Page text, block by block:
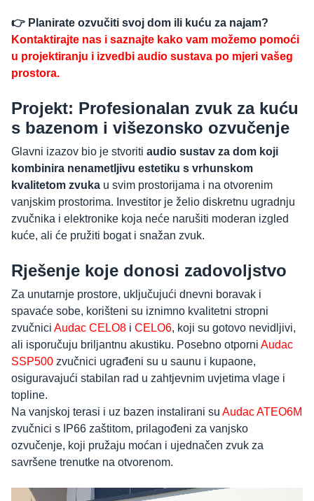
👉 Planirate ozvučiti svoj dom ili kuću za najam?
Kontaktirajte nas i saznajte kako vam možemo pomoći
u projektiranju i izvedbi audio sustava po mjeri vašeg
prostora.
Projekt: Profesionalan zvuk za kuću
s bazenom i višezonsko ozvučenje
Glavni izazov bio je stvoriti audio sustav za dom koji
kombinira nenametljivu estetiku s vrhunskom
kvalitetom zvuka u svim prostorijama i na otvorenim
vanjskim prostorima. Investitor je želio diskretnu ugradnju
zvučnika i elektronike koja neće narušiti moderan izgled
kuće, ali će pružiti bogat i snažan zvuk.
Rješenje koje donosi zadovoljstvo
Za unutarnje prostore, uključujući dnevni boravak i
spavaće sobe, korišteni su iznimno kvalitetni stropni
zvučnici Audac CELO8 i CELO6, koji su gotovo nevidljivi,
ali isporučuju briljantnu akustiku. Posebno otporni Audac
SSP500 zvučnici ugrađeni su u saunu i kupaone,
osiguravajući stabilan rad u zahtjevnim uvjetima vlage i
topline.
Na vanjskoj terasi i uz bazen instalirani su Audac ATEO6M
zvučnici s IP66 zaštitom, prilagođeni za vanjsko
ozvučenje, koji pružaju moćan i ujednačen zvuk za
savršene trenutke na otvorenom.